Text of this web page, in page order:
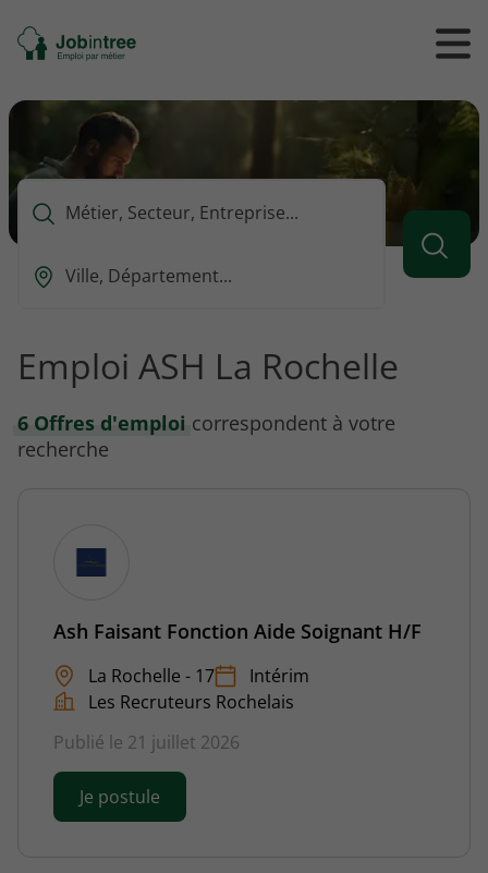
Se
rendre
l'accueil
Ouvrir
/
le
Que
vous
rechercher
Ou
vous
voulez
rechercher
?
Emploi ASH La Rochelle
6 Offres d'emploi correspondent à votre
recherche
Ash Faisant Fonction Aide Soignant H/F
La Rochelle - 17
Intérim
Les Recruteurs Rochelais
Publié le 21 juillet 2026
Je postule